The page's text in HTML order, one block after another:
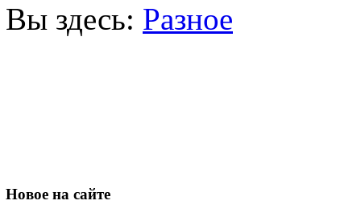
Вы здесь: Разное
Новое на сайте